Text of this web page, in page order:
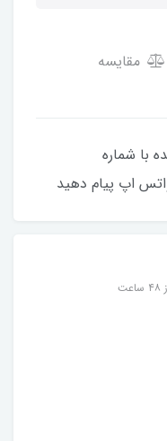
مقایسه
با شماره